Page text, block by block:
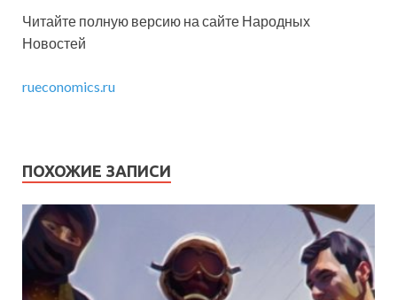
Читайте полную версию на сайте Народных
Новостей
rueconomics.ru
ПОХОЖИЕ ЗАПИСИ